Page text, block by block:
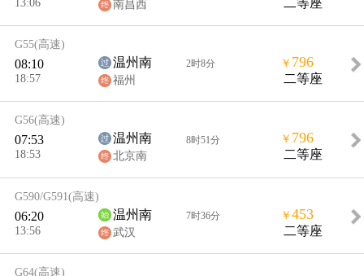
南昌西
G55(高速)
08:10
18:57
温州南
福州
2时8分 ￥ 796
二等座
G56(高速)
07:53
18:53
温州南
北京南
8时51分 ￥ 796
二等座
G590/G591(高速)
06:20
13:56
温州南
武汉
7时36分 ￥ 453
二等座
G64(高速)